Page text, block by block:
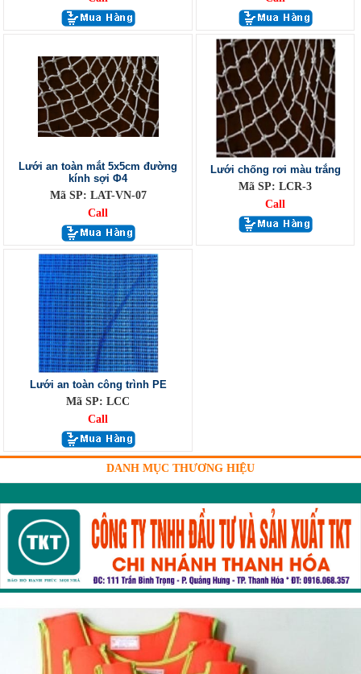
Lưới an toàn mắt 5x5cm đường
kính sợi Φ4
Mã SP: LAT-VN-07
Call
Lưới chống rơi màu trắng
Mã SP: LCR-3
Call
Lưới an toàn công trình PE
Mã SP: LCC
Call
DANH MỤC THƯƠNG HIỆU